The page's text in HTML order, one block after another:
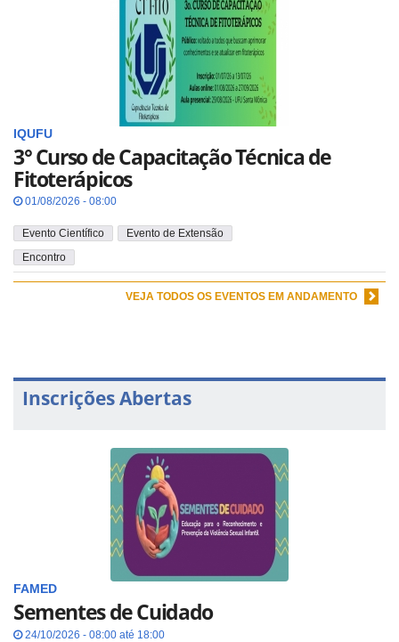
IQUFU
3° Curso de Capacitação Técnica de
Fitoterápicos
01/08/2026 - 08:00
Evento Científico
Evento de Extensão
Encontro
VEJA TODOS OS EVENTOS EM ANDAMENTO
Inscrições Abertas
FAMED
Sementes de Cuidado
24/10/2026 - 08:00 até 18:00